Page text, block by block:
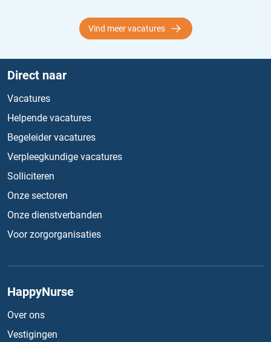
Vind meer vacatures
Direct naar
Vacatures
Helpende vacatures
Begeleider vacatures
Verpleegkundige vacatures
Solliciteren
Onze sectoren
Onze dienstverbanden
Voor zorgorganisaties
HappyNurse
Over ons
Vestigingen